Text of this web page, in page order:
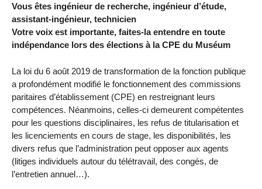
Vous êtes ingénieur de recherche, ingénieur d’étude,
assistant-ingénieur, technicien
Votre voix est importante, faites-la entendre en toute
indépendance lors des élections à la CPE du Muséum
La loi du 6 août 2019 de transformation de la fonction publique
a profondément modifié le fonctionnement des commissions
paritaires d’établissement (CPE) en restreignant leurs
compétences. Néanmoins, celles-ci demeurent compétentes
pour les questions disciplinaires, les refus de titularisation et
les licenciements en cours de stage, les disponibilités, les
divers refus que l’administration peut opposer aux agents
(litiges individuels autour du télétravail, des congés, de
l’entretien annuel…).